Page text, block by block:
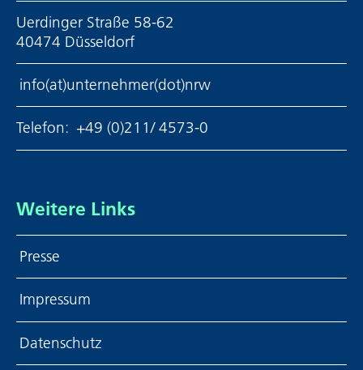
Uerdinger Straße 58-62
40474 Düsseldorf
info(at)unternehmer(dot)nrw
Telefon: +49 (0)211/ 4573-0
Weitere Links
Presse
Impressum
Daten­schutz